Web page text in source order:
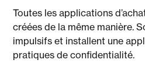
Toutes les applications
créées de la même manière.
impulsifs et installent une
pratiques de confidentialité.